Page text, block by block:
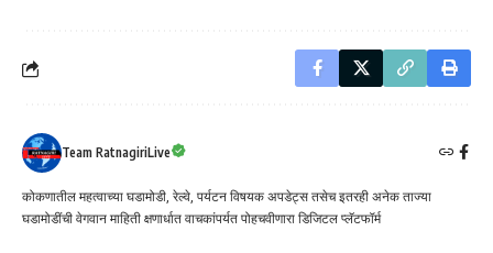
Team RatnagiriLive
कोकणातील महत्वाच्या घडामोडी, रेल्वे, पर्यटन विषयक अपडेट्स तसेच इतरही अनेक ताज्या
घडामोडींची वेगवान माहिती क्षणार्धात वाचकांपर्यत पोहचवीणारा डिजिटल प्लॅटफॉर्म